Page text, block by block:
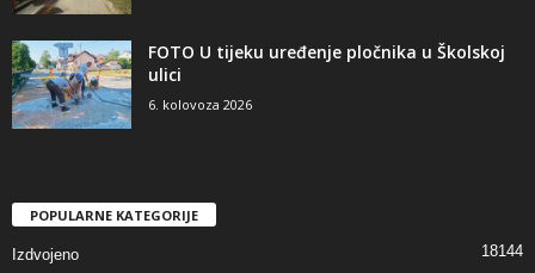
FOTO U tijeku uređenje pločnika u Školskoj
ulici
6. kolovoza 2026
POPULARNE KATEGORIJE
Izdvojeno 18144